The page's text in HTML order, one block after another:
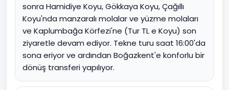
sonra Hamidiye Koyu, Gökkaya Koyu, Çağıllı
Koyu'nda manzaralı molalar ve yüzme molaları
ve Kaplumbağa Körfezi'ne (Tur TL e Koyu) son
ziyaretle devam ediyor. Tekne turu saat 16:00'da
sona eriyor ve ardından Boğazkent'e konforlu bir
dönüş transferi yapılıyor.